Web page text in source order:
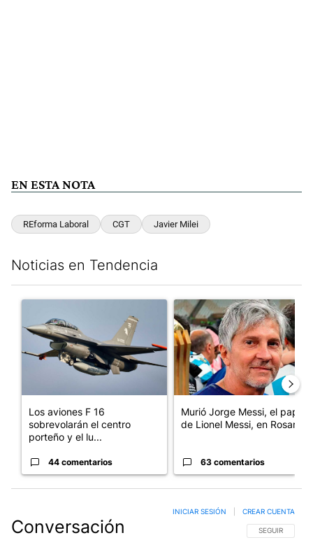
EN ESTA NOTA
REforma Laboral CGT Javier Milei
Noticias en Tendencia
Un artículo de tendencia con el título "Los aviones F 16
Los aviones F 16
sobrevolarán el centro
porteño y el lu...
44 comentarios
Un artículo de tendencia con
Murió Jorge Messi, el papá
de Lionel Messi, en Rosario
63 comentarios
Conversación SIGA ESTA
SEGUIR
INICIAR SESIÓN CREAR CUENTA